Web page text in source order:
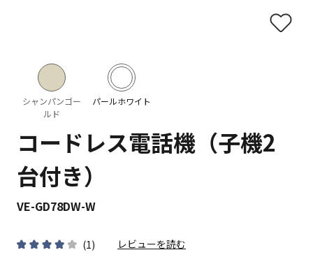
シャンパンゴー
ルド
パールホワイト
コードレス電話機（子機2
台付き）
VE-GD78DW-W
(1) レビューを読む